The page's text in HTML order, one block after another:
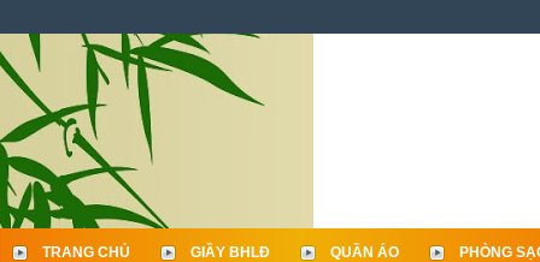
TRANG CHỦ GIẦY BHLĐ QUẦN ÁO PHÒNG